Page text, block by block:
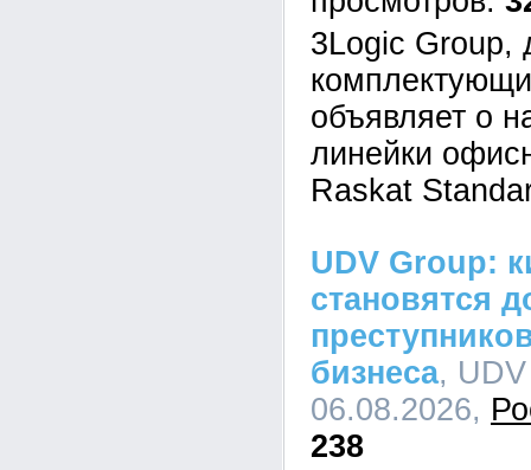
3Logic Group,
объявляет о
линейки
Raskat
UDV Group:
становятся
бизнеса,
06.08.2026,
238